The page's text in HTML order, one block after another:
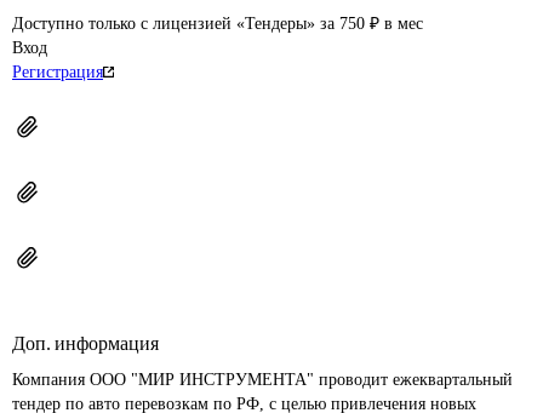
Доступно только с лицензией «Тендеры» за 750 ₽ в мес
Вход
Регистрация
Доп. информация
Компания ООО "МИР ИНСТРУМЕНТА" проводит ежеквартальный
тендер по авто перевозкам по РФ, с целью привлечения новых